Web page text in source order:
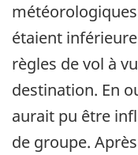
étaient
règles de vol à
destination. En
aurait pu être
de groupe.